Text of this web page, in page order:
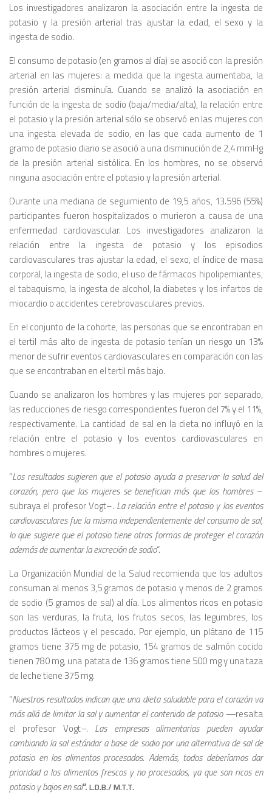
Los investigadores analizaron la asociación entre la ingesta de
potasio y la presión arterial tras ajustar la edad, el sexo y la
ingesta de sodio.
El consumo de potasio (en gramos al día) se asoció con la presión
arterial en las mujeres: a medida que la ingesta aumentaba, la
presión arterial disminuía. Cuando se analizó la asociación en
función de la ingesta de sodio (baja/media/alta), la relación entre
el potasio y la presión arterial sólo se observó en las mujeres con
una ingesta elevada de sodio, en las que cada aumento de 1
gramo de potasio diario se asoció a una disminución de 2,4 mmHg
de la presión arterial sistólica. En los hombres, no se observó
ninguna asociación entre el potasio y la presión arterial.
Durante una mediana de seguimiento de 19,5 años, 13.596 (55%)
participantes fueron hospitalizados o murieron a causa de una
enfermedad cardiovascular. Los investigadores analizaron la
relación entre la ingesta de potasio y los episodios
cardiovasculares tras ajustar la edad, el sexo, el índice de masa
corporal, la ingesta de sodio, el uso de fármacos hipolipemiantes,
el tabaquismo, la ingesta de alcohol, la diabetes y los infartos de
miocardio o accidentes cerebrovasculares previos.
En el conjunto de la cohorte, las personas que se encontraban en
el tertil más alto de ingesta de potasio tenían un riesgo un 13%
menor de sufrir eventos cardiovasculares en comparación con las
que se encontraban en el tertil más bajo.
Cuando se analizaron los hombres y las mujeres por separado,
las reducciones de riesgo correspondientes fueron del 7% y el 11%,
respectivamente. La cantidad de sal en la dieta no influyó en la
relación entre el potasio y los eventos cardiovasculares en
hombres o mujeres.
“Los resultados sugieren que el potasio ayuda a preservar la salud del
corazón, pero que las mujeres se benefician más que los hombres–
subraya el profesor Vogt–. La relación entre el potasio y los eventos
cardiovasculares fue la misma independientemente del consumo de sal,
lo que sugiere que el potasio tiene otras formas de proteger el corazón
además de aumentar la excreción de sodio“.
La Organización Mundial de la Salud recomienda que los adultos
consuman al menos 3,5 gramos de potasio y menos de 2 gramos
de sodio (5 gramos de sal) al día. Los alimentos ricos en potasio
son las verduras, la fruta, los frutos secos, las legumbres, los
productos lácteos y el pescado. Por ejemplo, un plátano de 115
gramos tiene 375 mg de potasio, 154 gramos de salmón cocido
tienen 780 mg, una patata de 136 gramos tiene 500 mg y una taza
de leche tiene 375 mg.
“Nuestros resultados indican que una dieta saludable para el corazón va
más allá de limitar la sal y aumentar el contenido de potasio —resalta
el profesor Vogt–. Las empresas alimentarias pueden ayudar
cambiando la sal estándar a base de sodio por una alternativa de sal de
potasio en los alimentos procesados. Además, todos deberíamos dar
prioridad a los alimentos frescos y no procesados, ya que son ricos en
potasio y bajos en sal“. L.D.B./ M.T.T.